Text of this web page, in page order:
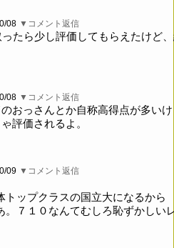
08 ▼コメント返信
たら少し評価してもらえたけど
08 ▼コメント返信
おっさんとか自称高得点が多い
評価されるよ。
09 ▼コメント返信
トップクラスの国立大になるから
。７１０なんてむしろ恥ずかしい